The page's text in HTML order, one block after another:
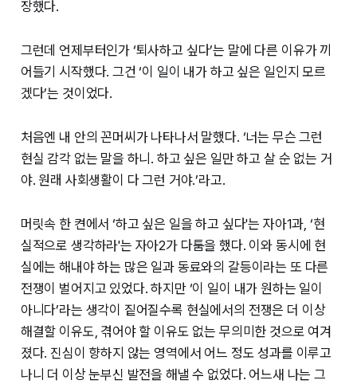
장했다.
그런데 언제부터인가 ‘퇴사하고 싶다’는 말에 다른 이유가 끼
어들기 시작했다. 그건 ‘이 일이 내가 하고 싶은 일인지 모르
겠다’는 것이었다.
처음엔 내 안의 꼰머씨가 나타나서 말했다. ‘너는 무슨 그런
현실 감각 없는 말을 하니. 하고 싶은 일만 하고 살 순 없는 거
야. 원래 사회생활이 다 그런 거야.’라고.
머릿속 한 켠에서 ‘하고 싶은 일을 하고 싶다'는 자아1과, ‘현
실적으로 생각하라'는 자아2가 다툼을 했다. 이와 동시에 현
실에는 해내야 하는 많은 일과 동료와의 갈등이라는 또 다른
전쟁이 벌어지고 있었다. 하지만 ‘이 일이 내가 원하는 일이
아니다’라는 생각이 짙어질수록 현실에서의 전쟁은 더 이상
해결할 이유도, 겪어야 할 이유도 없는 무의미한 것으로 여겨
졌다. 진심이 향하지 않는 영역에서 어느 정도 성과를 이루고
나니 더 이상 눈부신 발전을 해낼 수 없었다. 어느새 나는 그